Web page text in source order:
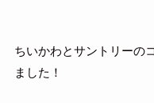
ちいかわとサントリーの
ました！